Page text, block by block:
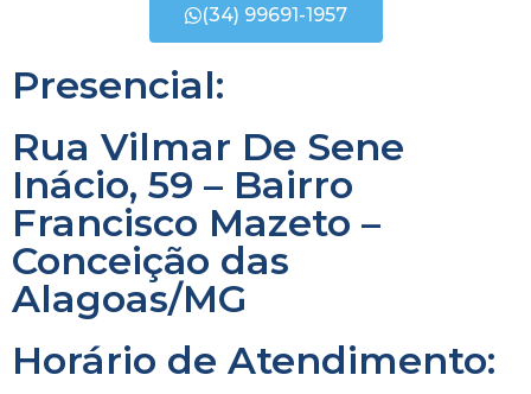
(34) 99691-1957
Presencial:
Rua Vilmar De Sene
Inácio, 59 – Bairro
Francisco Mazeto –
Conceição das
Alagoas/MG
Horário de Atendimento: